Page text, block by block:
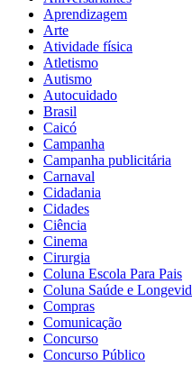
Aprendizagem
Arte
Atividade física
Atletismo
Autismo
Autocuidado
Brasil
Caicó
Campanha
Campanha publicitária
Carnaval
Cidadania
Cidades
Ciência
Cinema
Cirurgia
Coluna Escola Para Pais
Coluna Saúde e
Compras
Comunicação
Concurso
Concurso Público